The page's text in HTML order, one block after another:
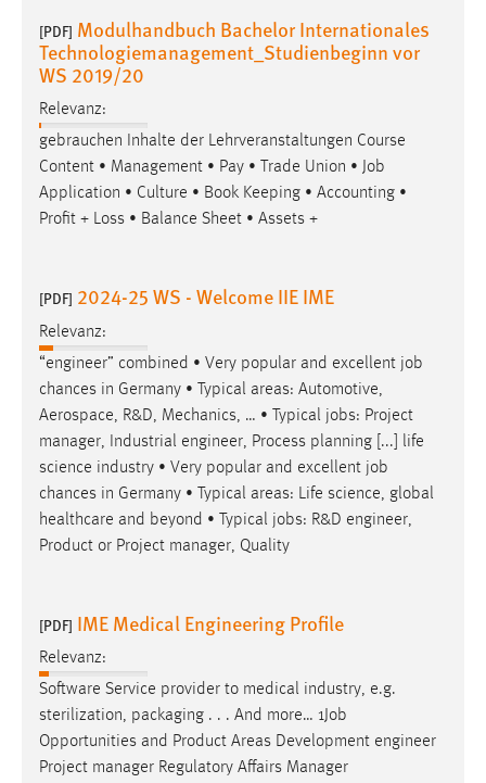
[PDF] Modulhandbuch Bachelor Internationales
Technologiemanagement_Studienbeginn vor
WS 2019/20
Relevanz:
gebrauchen Inhalte der Lehrveranstaltungen Course
Content • Management • Pay • Trade Union • Job
Application • Culture • Book Keeping • Accounting •
Profit + Loss • Balance Sheet • Assets +
[PDF] 2024-25 WS - Welcome IIE IME
Relevanz:
“engineer” combined • Very popular and excellent job
chances in Germany • Typical areas: Automotive,
Aerospace, R&D, Mechanics, … • Typical jobs: Project
manager, Industrial engineer, Process planning [...] life
science industry • Very popular and excellent job
chances in Germany • Typical areas: Life science, global
healthcare and beyond • Typical jobs: R&D engineer,
Product or Project manager, Quality
[PDF] IME Medical Engineering Profile
Relevanz:
Software Service provider to medical industry, e.g.
sterilization, packaging . . . And more… 1Job
Opportunities and Product Areas Development engineer
Project manager Regulatory Affairs Manager